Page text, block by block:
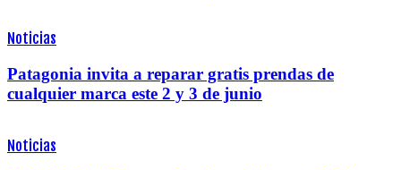
Noticias
Patagonia invita a reparar gratis prendas de
cualquier marca este 2 y 3 de junio
Noticias